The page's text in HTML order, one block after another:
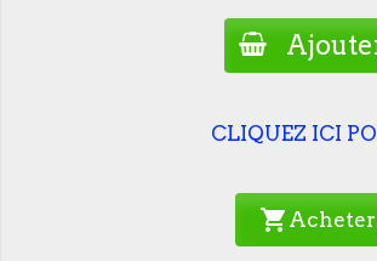
CLIQUEZ ICI
shopping_cart